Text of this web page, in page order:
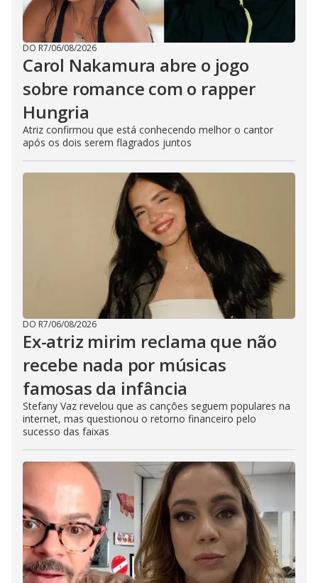
DO R7/06/08/2026
Carol Nakamura abre o jogo
sobre romance com o rapper
Hungria
Atriz confirmou que está conhecendo melhor o cantor
após os dois serem flagrados juntos
DO R7/06/08/2026
Ex-atriz mirim reclama que não
recebe nada por músicas
famosas da infância
Stefany Vaz revelou que as canções seguem populares na
internet, mas questionou o retorno financeiro pelo
sucesso das faixas